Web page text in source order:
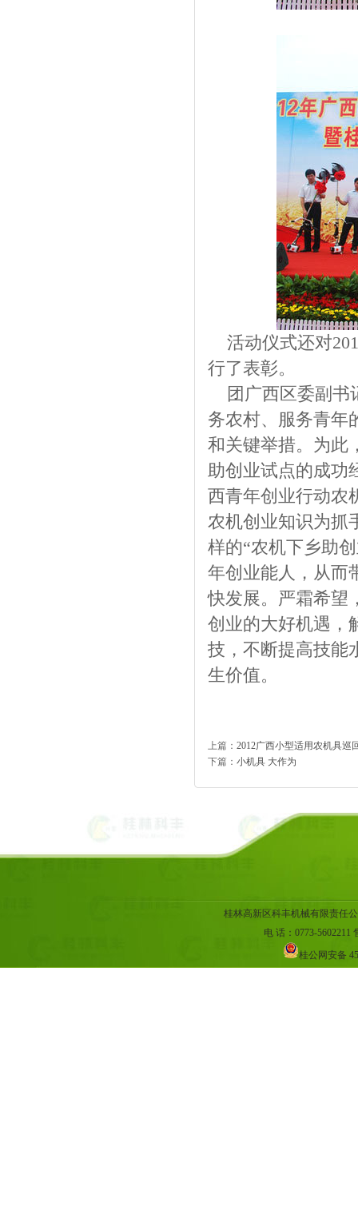
活动仪式还对
行了表彰。
团广西区委副书
务农村、服务青年
和关键举措。为此
助创业试点的成功
西青年创业行动农
农机创业知识为抓
样的“农机下乡助
年创业能人，从而
快发展。严霜希望
创业的大好机遇，
技，不断提高技能
生价值。
上篇： 2012广西小型适用农机具巡
下篇： 小机具 大作为
桂林高新区科丰机械有限责任
电 话：0773-5602211
桂公网安备